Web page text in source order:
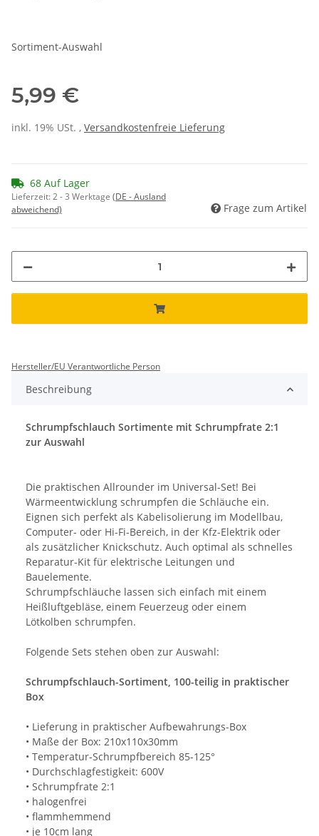
Sortiment-Auswahl
5,99 €
inkl. 19% USt. , Versandkostenfreie Lieferung
68 Auf Lager
Lieferzeit:2 - 3 Werktage (DE - Ausland
abweichend)
Frage zum Artikel
Hersteller/EU Verantwortliche Person
Beschreibung
Schrumpfschlauch Sortimente mit Schrumpfrate 2:1
zur Auswahl
Die praktischen Allrounder im Universal-Set! Bei
Wärmeentwicklung schrumpfen die Schläuche ein.
Eignen sich perfekt als Kabelisolierung im Modellbau,
Computer- oder Hi-Fi-Bereich, in der Kfz-Elektrik oder
als zusätzlicher Knickschutz. Auch optimal als schnelles
Reparatur-Kit für elektrische Leitungen und
Bauelemente.
Schrumpfschläuche lassen sich einfach mit einem
Heißluftgebläse, einem Feuerzeug oder einem
Lötkolben schrumpfen.
Folgende Sets stehen oben zur Auswahl:
Schrumpfschlauch-Sortiment, 100-teilig in praktischer
Box
• Lieferung in praktischer Aufbewahrungs-Box
• Maße der Box: 210x110x30mm
• Temperatur-Schrumpfbereich 85-125°
• Durchschlagfestigkeit: 600V
• Schrumpfrate 2:1
• halogenfrei
• flammhemmend
• je 10cm lang